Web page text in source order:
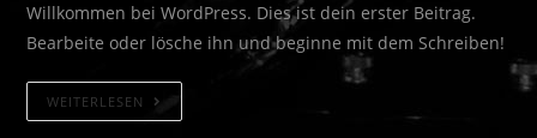
Willkommen bei WordPress. Dies ist dein erster Beitrag.
Bearbeite oder lösche ihn und beginne mit dem Schreiben!
WEITERLESEN
Welt!